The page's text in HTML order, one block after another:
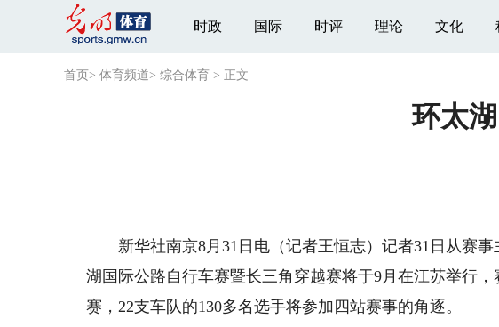
时政 国际 时评 理论 文化
首页 > 体育频道> 综合体育 > 正文
环太
新华社南京8月31日电（记者王恒志）记者31日从赛事
湖国际公路自行车赛暨长三角穿越赛将于9月在江苏举行
赛，22支车队的130多名选手将参加四站赛事的角逐。